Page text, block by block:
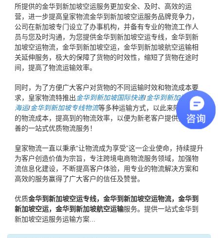
所提供的金华到新加坡空运服务更加安全、及时、高效的运
营，进一步提高皇家物流金华到新加坡空运服务品牌竞争力，
公司在新加坡专门设立了办事机构，并备有专业的物流工作人
员与您及时沟通，为您提供金华到新加坡空运专线，金华到新
加坡空运物流，金华到新加坡空运，金华到新加坡航空运输相
关延伸服务，极大的保障了货物的时效性，缩短了货物在途时
间，提高了物流运输效率。
同时，为了方便广大客户对货物的不同运输时效和物流成本要
求，皇家物流特推出金华到新加坡国际快递/金华到新加坡国际
海运/金华到新加坡专线物流等多种运输方式，以此来降低运输
的物流成本，提高到的物流效率，以便为新老客户提供更加完
善的一站式优质物流服务！
皇家物流一直以秉承“让物流成为享受”这一企业使命，持续提升
为客户创造价值为宗旨，专注跨境电商物流服务领域，加强物
流信息化建设，不断提高客户体验，用专业的物流解决方案和
高效的服务赢得了广大客户的信任及赞誉。
优质金华到新加坡空运专线，金华到新加坡空运物流，金华到
新加坡空运，金华到新加坡航空运输服务。提供一站式金华到
新加坡空运服务运输方案...